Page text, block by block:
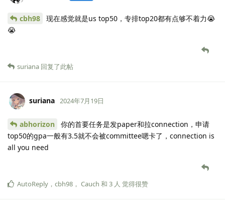
cbh98
现在感觉就是us top50，专排top20都有点够不着力😭
😭
suriana 回复了此帖
suriana 2024年7月19日
abhorizon
你的首要任务是发paper和拉connection，申请
top50的gpa一般有3.5就不会被committee嗯卡了，connection is
all you need
AutoReply ， cbh98 ， Cauch 和 3 人 觉得很赞